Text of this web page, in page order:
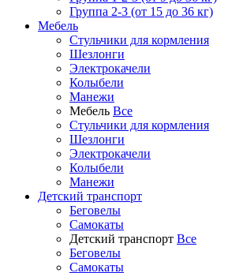
Группа 2-3 (от 15 до 36 кг)
Мебель
Cтульчики для кормления
Шезлонги
Электрокачели
Колыбели
Манежи
Мебель Все
Cтульчики для кормления
Шезлонги
Электрокачели
Колыбели
Манежи
Детский транспорт
Беговелы
Самокаты
Детский транспорт Все
Беговелы
Самокаты